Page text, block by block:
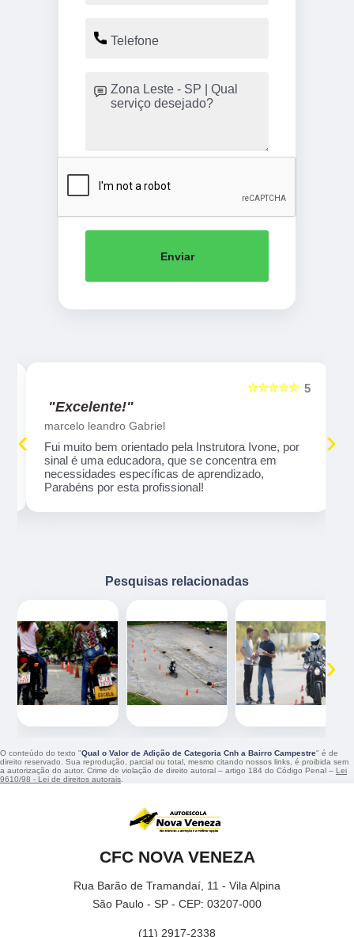
Enviar
5
☆☆☆☆☆
"Excelente!"
marcelo leandro Gabriel
Fui muito bem orientado pela Instrutora Ivone, por
sinal é uma educadora, que se concentra em
necessidades específicas de aprendizado,
Parabéns por esta profissional!
‹ ›
Pesquisas relacionadas
‹ ›
O conteúdo do texto "Qual o Valor de Adição de Categoria Cnh a Bairro Campestre" é de
direito reservado. Sua reprodução, parcial ou total, mesmo citando nossos links, é proibida sem
a autorização do autor. Crime de violação de direito autoral – artigo 184 do Código Penal – Lei
9610/98 - Lei de direitos autorais
CFC NOVA VENEZA
Rua Barão de Tramandaí, 11 - Vila Alpina
São Paulo - SP - CEP: 03207-000
(11) 2917-2338